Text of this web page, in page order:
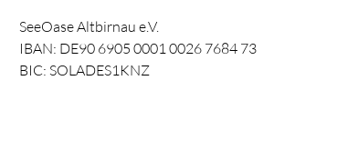
SeeOase Altbirnau e.V.
IBAN: DE90 6905 0001 0026 7684 73
BIC: SOLADES1KNZ